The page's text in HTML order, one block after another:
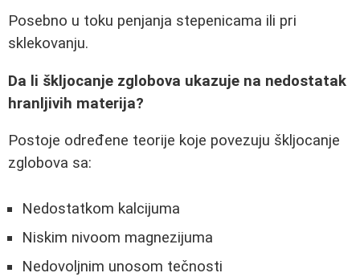
Posebno u toku penjanja stepenicama ili pri
sklekovanju.
Da li škljocanje zglobova ukazuje na nedostatak
hranljivih materija?
Postoje određene teorije koje povezuju škljocanje
zglobova sa:
Nedostatkom kalcijuma
Niskim nivoom magnezijuma
Nedovoljnim unosom tečnosti